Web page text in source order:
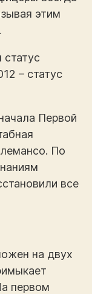
этим
– статус
Первой
По
все
на двух
первом